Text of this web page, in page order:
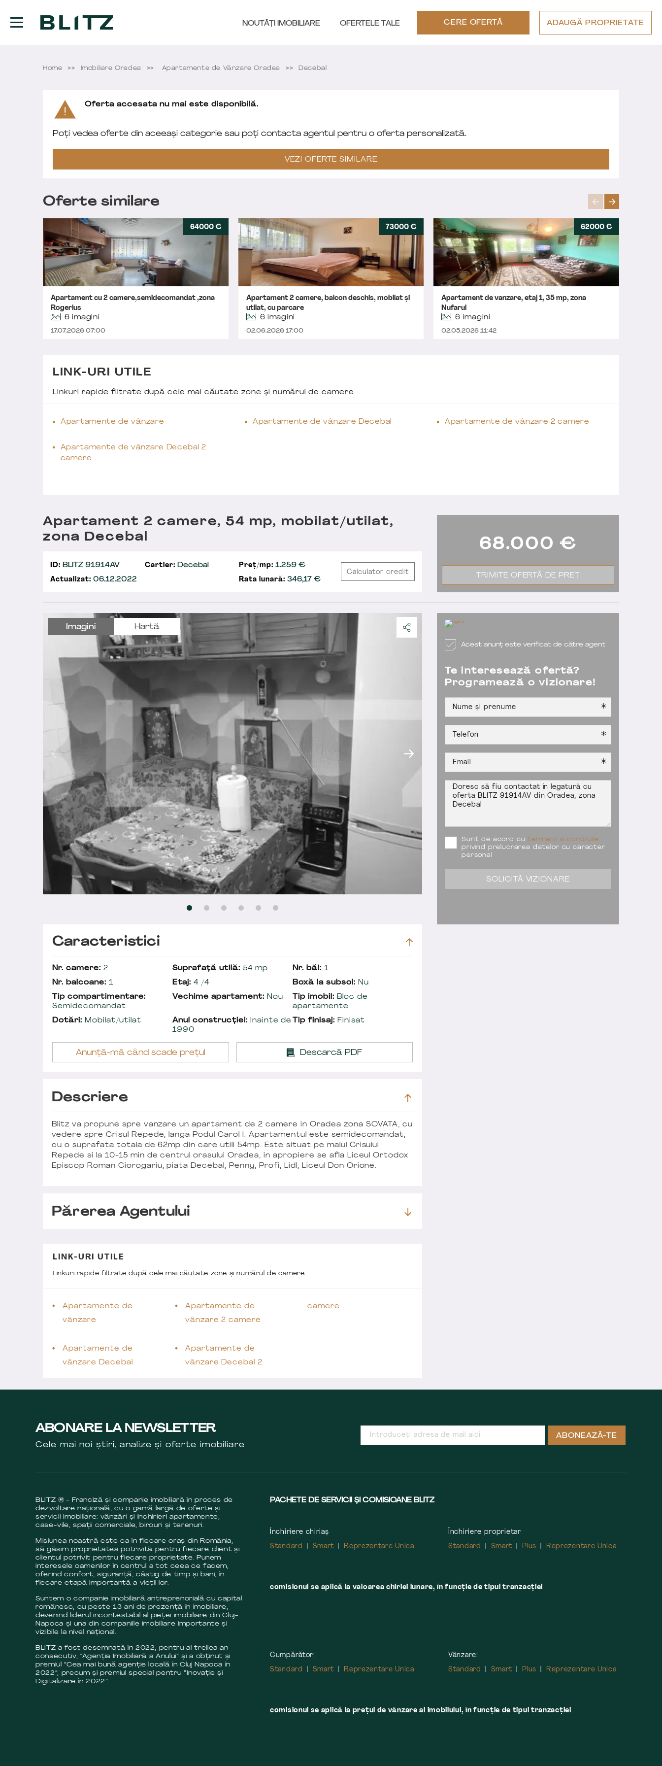
NOUTĂȚI IMOBILIARE OFERTELE TALE CERE OFERTĂ ADAUGĂ PROPRIETATE
Home Imobiliare Oradea Apartamente de Vânzare Oradea Decebal
Oferta accesata nu mai este disponibilă.
Poți vedea oferte din aceeași categorie sau poți contacta agentul pentru o oferta personalizată.
VEZI OFERTE SIMILARE
Oferte similare
64000 €
Apartament cu 2 camere,semidecomandat ,zona
Rogerius
6 imagini
17.07.2026 07:00
73000 €
Apartament 2 camere, balcon deschis, mobilat și
utilat, cu parcare
6 imagini
02.06.2026 17:00
62000 €
Apartament de vanzare, etaj 1, 35 mp, zona
Nufarul
6 imagini
02.05.2026 11:42
LINK-URI UTILE
Linkuri rapide filtrate după cele mai căutate zone și numărul de camere
Apartamente de vânzare Apartamente de vânzare Decebal Apartamente de vânzare 2 camere
Apartamente de vânzare Decebal 2
camere
Imagini Hartă
Apartament 2 camere, 54 mp, mobilat/utilat,
zona Decebal
ID: BLITZ 91914AV Cartier: Decebal Preț/mp: 1.259 €
Actualizat: 06.12.2022 Rata lunară:346,17 €
Calculator credit
Acest anunț este verificat de către agent
Te interesează ofertă?
Programează o vizionare!
Sunt de acord cutermenii si condițiile
privind prelucrarea datelor cu caracter
personal
SOLICITĂ VIZIONARE
68.000 €
TRIMITE OFERTĂ DE PREȚ
Caracteristici
Nr. camere: 2 Suprafață utilă: 54 mp Nr. băi: 1
Nr. balcoane: 1 Etaj: 4 /4 Boxă la subsol: Nu
Tip compartimentare:
Semidecomandat
Vechime apartament: Nou Tip imobil: Bloc de
apartamente
Dotări: Mobilat/utilat Anul construcției: Inainte de
1990
Tip finisaj: Finisat
Anunță-mă când scade prețul Descarcă PDF
Descriere
Blitz va propune spre vanzare un apartament de 2 camere in Oradea zona SOVATA, cu
vedere spre Crisul Repede, langa Podul Carol I. Apartamentul este semidecomandat,
cu o suprafata totala de 62mp din care utili 54mp. Este situat pe malul Crisului
Repede si la 10-15 min de centrul orasului Oradea, in apropiere se afla Liceul Ortodox
Episcop Roman Ciorogariu, piata Decebal, Penny, Profi, Lidl, Liceul Don Orione.
Părerea Agentului
LINK-URI UTILE
Linkuri rapide filtrate după cele mai căutate zone și numărul de camere
Apartamente de
vânzare
Apartamente de
vânzare Decebal
Apartamente de
vânzare 2 camere
Apartamente de
vânzare Decebal 2
camere
ABONARE LA NEWSLETTER
Cele mai noi știri, analize și oferte imobiliare
ABONEAZĂ-TE
BLITZ ® - Franciză și companie imobiliară în proces de
dezvoltare națională, cu o gamă largă de oferte și
servicii imobiliare: vânzări și închirieri apartamente,
case-vile, spații comerciale, birouri și terenuri.
Misiunea noastră este ca în fiecare oraș din România,
să găsim proprietatea potrivită pentru fiecare client și
clientul potrivit pentru fiecare proprietate. Punem
interesele oamenilor în centrul a tot ceea ce facem,
oferind confort, siguranță, câstig de timp și bani, în
fiecare etapă importantă a vieții lor.
Suntem o companie imobiliară antreprenorială cu capital
românesc, cu peste 13 ani de prezență în imobiliare,
devenind liderul incontestabil al pieței imobiliare din Cluj-
Napoca și una din companiile imobiliare importante și
vizibile la nivel național.
BLITZ a fost desemnată în 2022, pentru al treilea an
consecutiv, “Agenția Imobiliară a Anului” și a obținut și
premiul “Cea mai bună agenție locală în Cluj Napoca în
2022”, precum și premiul special pentru ”Inovație și
Digitalizare în 2022”.
PACHETE DE SERVICII ȘI COMISIOANE BLITZ
Închiriere chiriaș
Standard
Smart Reprezentare Unica
Închiriere proprietar
Standard
Smart Plus Reprezentare Unica
comisionul se aplică la valoarea chiriei lunare, în funcție de tipul tranzacției
Cumpărător:
Standard
Smart Reprezentare Unica
Vânzare:
Standard
Smart Plus Reprezentare Unica
comisionul se aplică la preţul de vânzare al imobilului, în funcţie de tipul tranzacţiei